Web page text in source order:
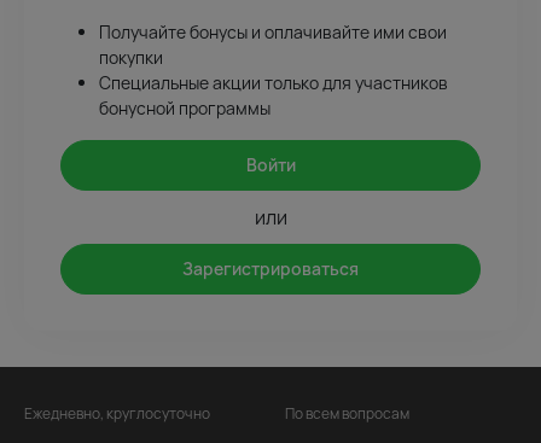
Получайте бонусы и оплачивайте ими свои
покупки
Специальные акции только для участников
бонусной программы
Войти
или
Зарегистрироваться
Ежедневно, круглосуточно По всем вопросам